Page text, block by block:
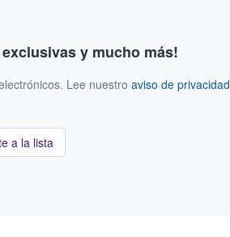
y mucho más!
Lee nuestro aviso de privacidad
a la lista